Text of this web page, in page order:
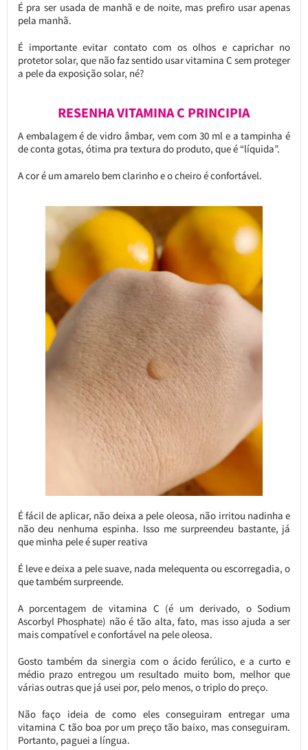
É pra ser usada de manhã e de noite, mas prefiro usar apenas
pela manhã.
É importante evitar contato com os olhos e caprichar no
protetor solar, que não faz sentido usar vitamina C sem proteger
a pele da exposição solar, né?
RESENHA VITAMINA C PRINCIPIA
A embalagem é de vidro âmbar, vem com 30 ml e a tampinha é
de conta gotas, ótima pra textura do produto, que é “líquida”.
A cor é um amarelo bem clarinho e o cheiro é confortável.
É fácil de aplicar, não deixa a pele oleosa, não irritou nadinha e
não deu nenhuma espinha. Isso me surpreendeu bastante, já
que minha pele é super reativa
É leve e deixa a pele suave, nada melequenta ou escorregadia, o
que também surpreende.
A porcentagem de vitamina C (é um derivado, o Sodium
Ascorbyl Phosphate) não é tão alta, fato, mas isso ajuda a ser
mais compatível e confortável na pele oleosa.
Gosto também da sinergia com o ácido ferúlico, e a curto e
médio prazo entregou um resultado muito bom, melhor que
várias outras que já usei por, pelo menos, o triplo do preço.
Não faço ideia de como eles conseguiram entregar uma
vitamina C tão boa por um preço tão baixo, mas conseguiram.
Portanto, paguei a língua.